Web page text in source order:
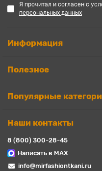
Я прочитал и согласен с
персональных данных
Информация
Полезное
Популярные
Наши контакты
8 (800) 300-28-45
Написать в MAX
info@mirfashiontkani.ru